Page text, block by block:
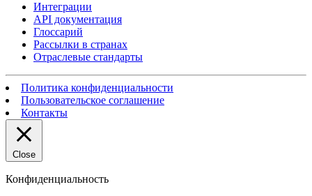
Интеграции
API документация
Глоссарий
Рассылки в странах
Отраслевые стандарты
Политика конфиденциальности
Пользовательское соглашение
Контакты
Close
Конфиденциальность